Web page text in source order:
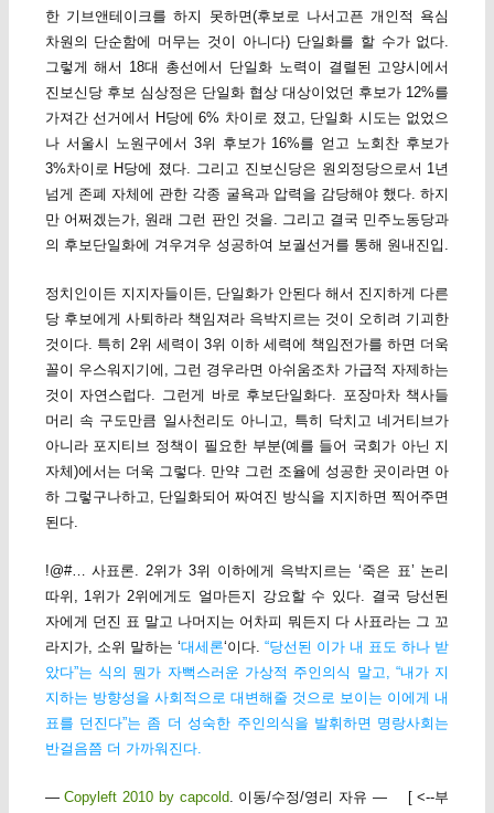
한 기브앤테이크를 하지 못하면(후보로 나서고픈 개인적 욕심
차원의 단순함에 머무는 것이 아니다) 단일화를 할 수가 없다.
그렇게 해서 18대 총선에서 단일화 노력이 결렬된 고양시에서
진보신당 후보 심상정은 단일화 협상 대상이었던 후보가 12%를
가져간 선거에서 H당에 6% 차이로 졌고, 단일화 시도는 없었으
나 서울시 노원구에서 3위 후보가 16%를 얻고 노회찬 후보가
3%차이로 H당에 졌다. 그리고 진보신당은 원외정당으로서 1년
넘게 존폐 자체에 관한 각종 굴욕과 압력을 감당해야 했다. 하지
만 어쩌겠는가, 원래 그런 판인 것을. 그리고 결국 민주노동당과
의 후보단일화에 겨우겨우 성공하여 보궐선거를 통해 원내진입.
정치인이든 지지자들이든, 단일화가 안된다 해서 진지하게 다른
당 후보에게 사퇴하라 책임져라 윽박지르는 것이 오히려 기괴한
것이다. 특히 2위 세력이 3위 이하 세력에 책임전가를 하면 더욱
꼴이 우스워지기에, 그런 경우라면 아쉬움조차 가급적 자제하는
것이 자연스럽다. 그런게 바로 후보단일화다. 포장마차 책사들
머리 속 구도만큼 일사천리도 아니고, 특히 닥치고 네거티브가
아니라 포지티브 정책이 필요한 부분(예를 들어 국회가 아닌 지
자체)에서는 더욱 그렇다. 만약 그런 조율에 성공한 곳이라면 아
하 그렇구나하고, 단일화되어 짜여진 방식을 지지하면 찍어주면
된다.
!@#… 사표론. 2위가 3위 이하에게 윽박지르는 ‘죽은 표’ 논리
따위, 1위가 2위에게도 얼마든지 강요할 수 있다. 결국 당선된
자에게 던진 표 말고 나머지는 어차피 뭐든지 다 사표라는 그 꼬
라지가, 소위 말하는 ‘대세론‘이다. “당선된 이가 내 표도 하나 받
았다”는 식의 뭔가 자뻑스러운 가상적 주인의식 말고, “내가 지
지하는 방향성을 사회적으로 대변해줄 것으로 보이는 이에게 내
표를 던진다”는 좀 더 성숙한 주인의식을 발휘하면 명랑사회는
반걸음쯤 더 가까워진다.
—Copyleft 2010 by capcold. 이동/수정/영리 자유 — [ <--부